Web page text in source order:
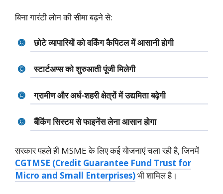
बिना गारंटी लोन की सीमा बढ़ने से:
छोटे व्यापारियों को वर्किंग कैपिटल में आसानी होगी
स्टार्टअप्स को शुरुआती पूंजी मिलेगी
ग्रामीण और अर्ध-शहरी क्षेत्रों में उद्यमिता बढ़ेगी
बैंकिंग सिस्टम से फाइनेंस लेना आसान होगा
सरकार पहले ही MSME के लिए कई योजनाएं चला रही है, जिनमें
CGTMSE (Credit Guarantee Fund Trust for
Micro and Small Enterprises)भी शामिल है।